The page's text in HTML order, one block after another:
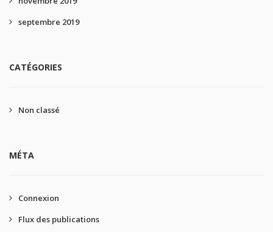
septembre 2019
CATÉGORIES
Non classé
MÉTA
Connexion
Flux des publications